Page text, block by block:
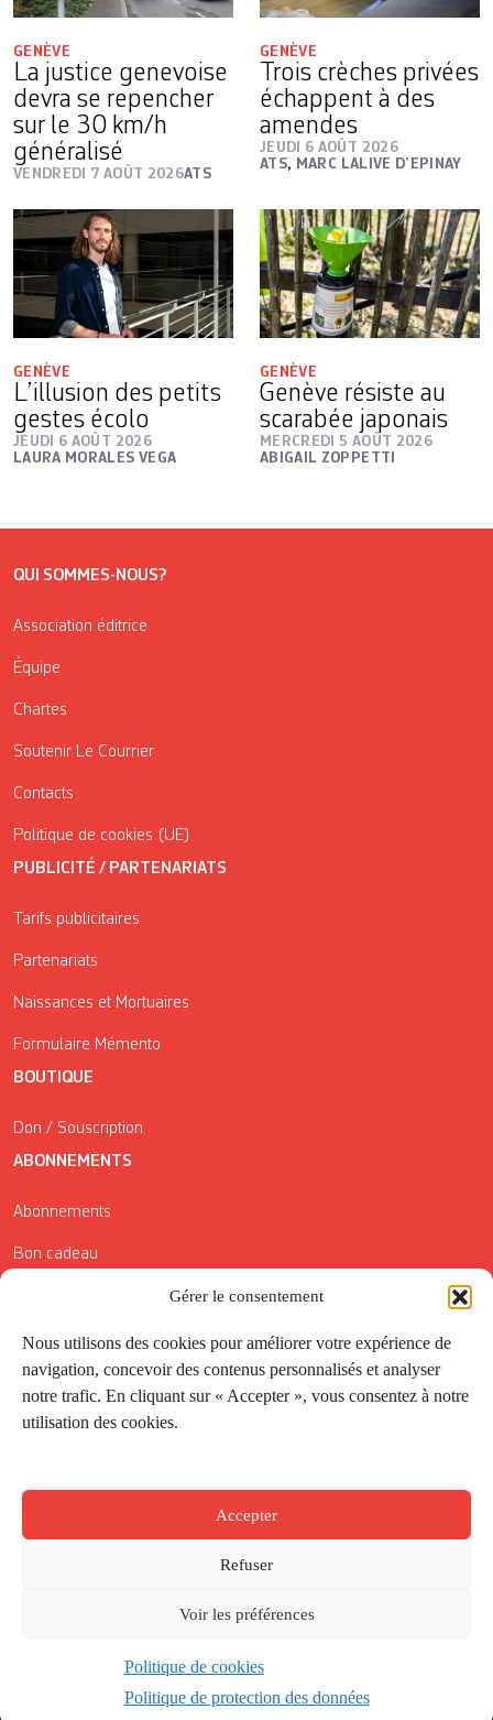
Gérer le consentement
Nous utilisons des cookies pour améliorer votre expérience de
navigation, concevoir des contenus personnalisés et analyser
notre trafic. En cliquant sur « Accepter », vous consentez à notre
utilisation des cookies.
Accepter
Refuser
Voir les préférences
Politique de cookies
Politique de protection des données
GENÈVE
La justice genevoise
devra se repencher
sur le 30 km/h
généralisé
VENDREDI 7 AOÛT 2026ATS
GENÈVE
Trois crèches privées
échappent à des
amendes
JEUDI 6 AOÛT 2026
ATS, MARC LALIVE D’EPINAY
GENÈVE
L’illusion des petits
gestes écolo
JEUDI 6 AOÛT 2026
LAURA MORALES VEGA
GENÈVE
Genève résiste au
scarabée japonais
MERCREDI 5 AOÛT 2026
ABIGAIL ZOPPETTI
QUI SOMMES-NOUS?
Association éditrice
Équipe
Chartes
Soutenir Le Courrier
Contacts
Politique de cookies (UE)
PUBLICITÉ / PARTENARIATS
Tarifs publicitaires
Partenariats
Naissances et Mortuaires
Formulaire Mémento
BOUTIQUE
Don / Souscription
ABONNEMENTS
Abonnements
Bon cadeau
Conditions générales de vente
Réductions de la Carte Côté Courrier
Application